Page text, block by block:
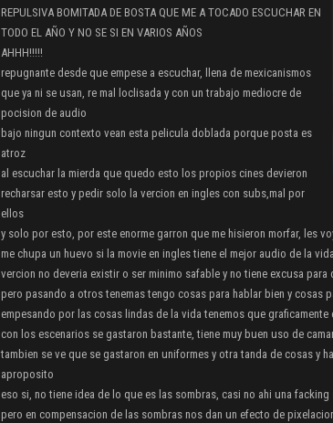
REPULSIVA BOMITADA DE BOSTA QUE ME A TOCADO ESCUCHAR EN
TODO EL AÑO Y NO SE SI EN VARIOS AÑOS
AHHH!!!!!
repugnante desde que empese a escuchar, llena de mexicanismos
que ya ni se usan, re mal loclisada y con un trabajo mediocre de
pocision de audio
bajo ningun contexto vean esta pelicula doblada porque posta es
atroz
al escuchar la mierda que quedo esto los propios cines devieron
recharsar esto y pedir solo la vercion en ingles con subs,mal por
ellos
y solo por esto, por este enorme garron que me hisieron morfar, les
me chupa un huevo si la movie en ingles tiene el mejor audio de la
vercion no deveria existir o ser minimo safable y no tiene excusa para
pero pasando a otros tenemas tengo cosas para hablar bien y cosas
empesando por las cosas lindas de la vida tenemos que graficamente
con los escenarios se gastaron bastante, tiene muy buen uso de
tambien se ve que se gastaron en uniformes y otra tanda de cosas y
aproposito
eso si, no tiene idea de lo que es las sombras, casi no ahi una
pero en compensacion de las sombras nos dan un efecto de